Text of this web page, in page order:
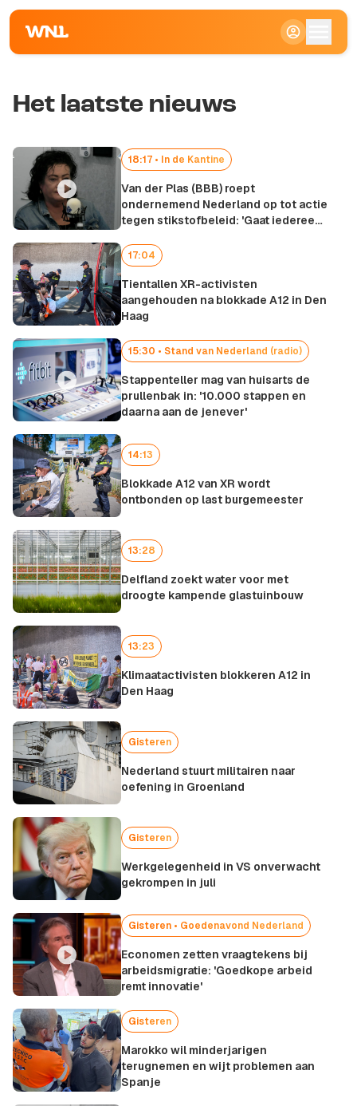
Het laatste nieuws
18:17 • In de Kantine
Van der Plas (BBB) roept
ondernemend Nederland op tot actie
tegen stikstofbeleid: 'Gaat iedereen
17:04
Tientallen XR-activisten
aangehouden na blokkade A12 in Den
Haag
15:30 • Stand van Nederland (radio)
Stappenteller mag van huisarts de
prullenbak in: '10.000 stappen en
daarna aan de jenever'
14:13
Blokkade A12 van XR wordt
ontbonden op last burgemeester
13:28
Delfland zoekt water voor met
droogte kampende glastuinbouw
13:23
Klimaatactivisten blokkeren A12 in
Den Haag
Gisteren
Nederland stuurt militairen naar
oefening in Groenland
Gisteren
Werkgelegenheid in VS onverwacht
gekrompen in juli
Gisteren • Goedenavond Nederland
Economen zetten vraagtekens bij
arbeidsmigratie: 'Goedkope arbeid
remt innovatie'
Gisteren
Marokko wil minderjarigen
terugnemen en wijt problemen aan
Spanje